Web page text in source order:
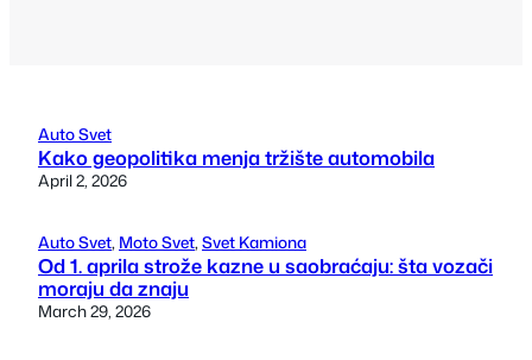
Auto Svet
Kako geopolitika menja tržište automobila
April 2, 2026
Auto Svet, Moto Svet, Svet Kamiona
Od 1. aprila strože kazne u saobraćaju: šta vozači
moraju da znaju
March 29, 2026